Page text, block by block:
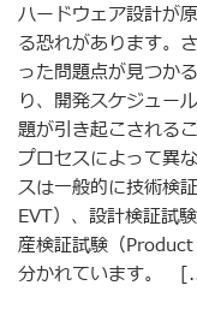
ハードウェア設計が
る恐れがあります。
った問題点が見つか
り、開発スケジュー
題が引き起こされる
プロセスによって異
スは一般的に技術検
EVT）、設計検証試
産検証試験（
分かれています。